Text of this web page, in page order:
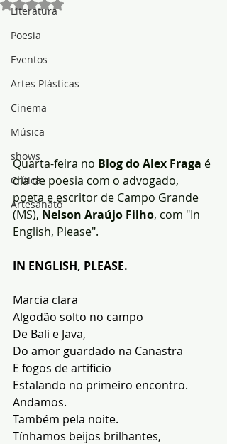
Literatura
Poesia
Eventos
Artes Plásticas
Cinema
Música
shows
Crítica
Artesanato
Avaliado com NaN de 5 estrelas.
Quarta-feira no Blog do Alex Fraga é
dia de poesia com o advogado,
poeta e escritor de Campo Grande
(MS), Nelson Araújo Filho, com "In
English, Please".
IN ENGLISH, PLEASE.
Marcia clara
Algodão solto no campo
De Bali e Java,
Do amor guardado na Canastra
E fogos de artificio
Estalando no primeiro encontro.
Andamos.
Também pela noite.
Tínhamos beijos brilhantes,